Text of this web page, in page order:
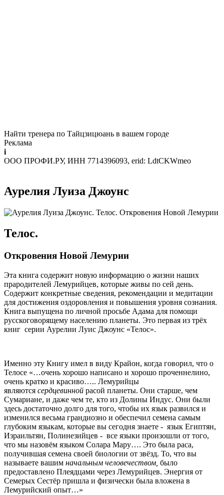
Найти тренера по Тайцзицюань в вашем городе
Реклама
i
ООО ПРОФИ.РУ, ИНН 7714396093, erid: LdtCKWmeo
Аурелия Луиза Джоунс
Телос.
Откровения Новой Лемурии
Эта книга содержит новую информацию о жизни наших
прародителей Лемурийцев, которые живы по сей день.
Содержит конкретные сведения, рекомендации и медитации
для достижения оздоровления и повышения уровня сознания.
Книга выпущена по личной просьбе Адама для помощи
русскоговорящему населению планеты. Это первая из трёх
книг серии Аурелии Луис Джоунс «Телос».
Именно эту Книгу имел в виду Крайон, когда говорил, что о
Телосе «…очень хорошо написано и хорошо проченнелино,
очень кратко и красиво….. Лемурийцы
являются сердцевинной расой планеты. Они старше, чем
Сумариане, и даже чем те, кто из Долины Индус. Они были
здесь достаточно долго для того, чтобы их язык развился и
изменился весьма грандиозно и обеспечил семена самым
глубоким языкам, которые вы сегодня знаете - язык Египтян,
Израильтян, Полинезийцев - все языки произошли от того,
что мы назовём языком Солара Мару…. Это была раса,
получившая семена своей биологии от звёзд. То, что вы
называете вашим начальным человечеством, было
предоставлено Плеядцами через Лемурийцев. Энергия от
Семерых Сестёр пришла и физически была вложена в
Лемурийский опыт…»